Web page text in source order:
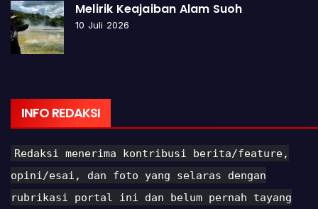
Melirik Keajaiban Alam Suoh
10 Juli 2026
INFO REDAKSI
Redaksi menerima kontribusi berita/feature,
opini/esai, dan foto yang selaras dengan
rubrikasi portal ini dan belum pernah tayang